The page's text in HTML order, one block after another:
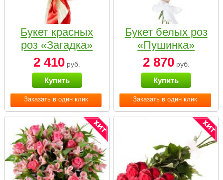
Заказать в один клик
Букет красных
роз «Загадка»
2 410 руб.
Купить
Заказать в один клик
Букет белых роз
«Пушинка»
2 870руб.
Купить